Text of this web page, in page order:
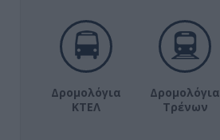
Δρομολόγια
ΚΤΕΛ
Δρομολόγια
Τρένων